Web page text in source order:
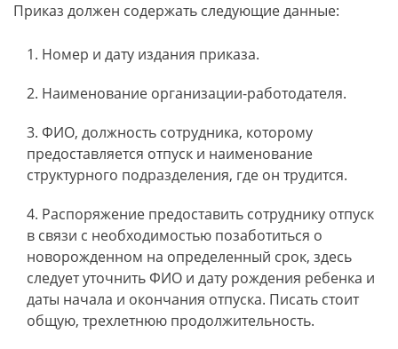
Приказ должен содержать следующие данные:
Номер и дату издания приказа.
Наименование организации-работодателя.
ФИО, должность сотрудника, которому
предоставляется отпуск и наименование
структурного подразделения, где он трудится.
Распоряжение предоставить сотруднику отпуск
в связи с необходимостью позаботиться о
новорожденном на определенный срок, здесь
следует уточнить ФИО и дату рождения ребенка и
даты начала и окончания отпуска. Писать стоит
общую, трехлетнюю продолжительность.